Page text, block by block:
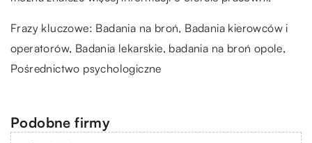
Frazy kluczowe: Badania na broń, Badania kierowców i
operatorów, Badania lekarskie, badania na broń opole,
Pośrednictwo psychologiczne
Podobne firmy